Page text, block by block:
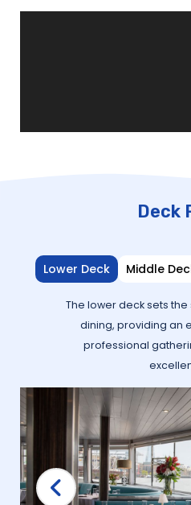
Deck
Lower Deck Middle
The lower deck sets
dining, providing an
professional